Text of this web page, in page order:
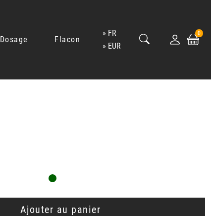
Dosage Flacon
FR
EUR
0
Ajouter au panier